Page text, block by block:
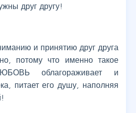
друг другу!
и принятию друг друга
потому что именно такое
облагораживает и
питает его душу, наполняя